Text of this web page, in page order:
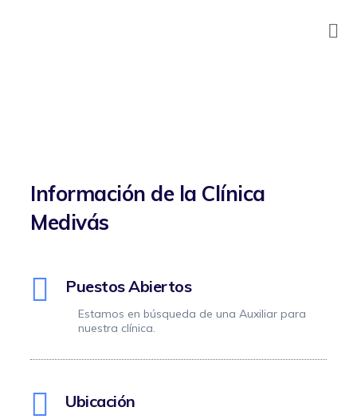
Información de la Clínica
Medivás
Puestos Abiertos
Estamos en búsqueda de una Auxiliar para
nuestra clínica.
Ubicación